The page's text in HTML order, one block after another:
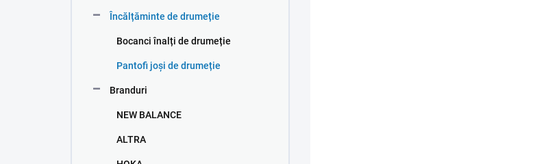
Încălțăminte de drumeție
Bocanci înalți de drumeție
Pantofi joși de drumeție
Branduri
NEW BALANCE
ALTRA